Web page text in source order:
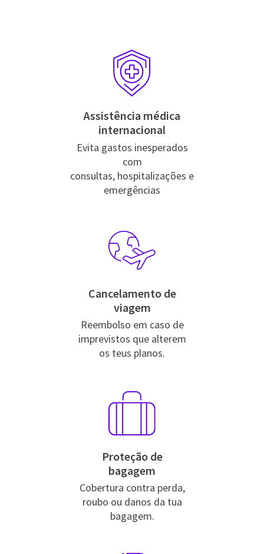
Assistência médica
internacional
Evita gastos inesperados
com
consultas, hospitalizações e
emergências
Cancelamento de
viagem
Reembolso em caso de
imprevistos que alterem
os teus planos.
Proteção de
bagagem
Cobertura contra perda,
roubo ou danos da tua
bagagem.